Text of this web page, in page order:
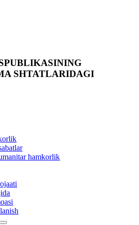
SHTATLARIDAGI
hamkorlik